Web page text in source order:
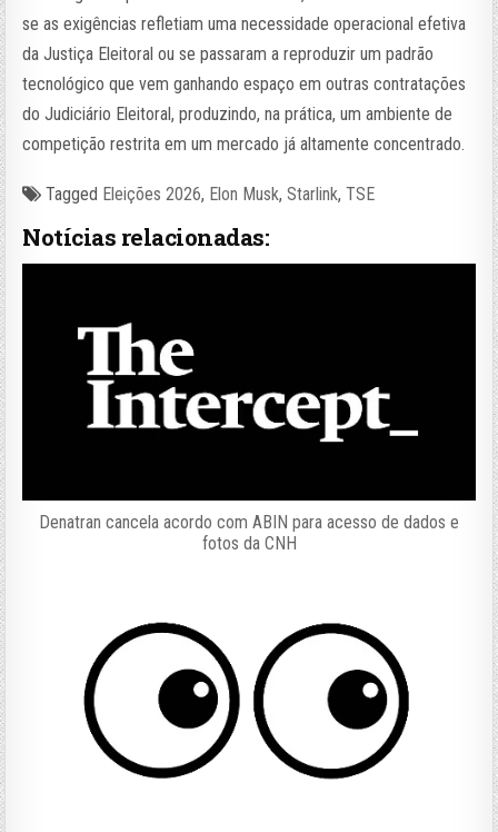
se as exigências refletiam uma necessidade operacional efetiva
da Justiça Eleitoral ou se passaram a reproduzir um padrão
tecnológico que vem ganhando espaço em outras contratações
do Judiciário Eleitoral, produzindo, na prática, um ambiente de
competição restrita em um mercado já altamente concentrado.
Tagged Eleições 2026, Elon Musk,Starlink,TSE
Notícias relacionadas:
Denatran cancela acordo com ABIN para acesso de dados e
fotos da CNH